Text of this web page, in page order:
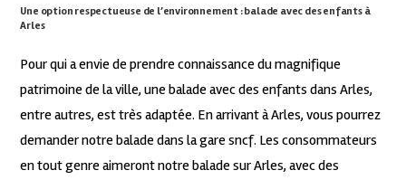
Une option respectueuse de l’environnement : balade avec des enfants à
Arles
Pour qui a envie de prendre connaissance du magnifique
patrimoine de la ville, une balade avec des enfants dans Arles,
entre autres, est très adaptée. En arrivant à Arles, vous pourrez
demander notre balade dans la gare sncf. Les consommateurs
en tout genre aimeront notre balade sur Arles, avec des